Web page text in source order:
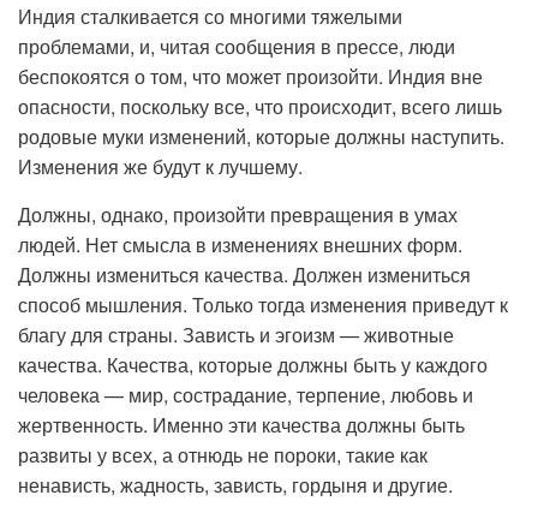
Индия сталкивается со многими тяжелыми
проблемами, и, читая сообщения в прессе, люди
беспокоятся о том, что может произойти. Индия вне
опасности, поскольку все, что происходит, всего лишь
родовые муки изменений, которые должны наступить.
Изменения же будут к лучшему.
Должны, однако, произойти превращения в умах
людей. Нет смысла в изменениях внешних форм.
Должны измениться качества. Должен измениться
способ мышления. Только тогда изменения приведут к
благу для страны. Зависть и эгоизм — животные
качества. Качества, которые должны быть у каждого
человека — мир, сострадание, терпение, любовь и
жертвенность. Именно эти качества должны быть
развиты у всех, а отнюдь не пороки, такие как
ненависть, жадность, зависть, гордыня и другие.